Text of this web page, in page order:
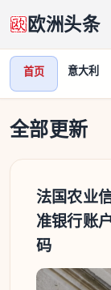
欧洲头条
首页 意大利
欧洲头
全部更新
法国农业
准银行账
码